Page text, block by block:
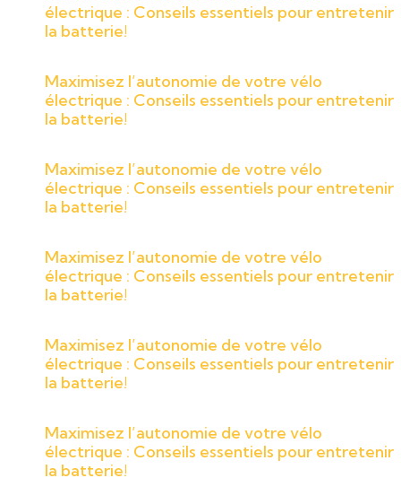
électrique : Conseils essentiels pour entretenir
la batterie!
Maximisez l’autonomie de votre vélo
électrique : Conseils essentiels pour entretenir
la batterie!
Maximisez l’autonomie de votre vélo
électrique : Conseils essentiels pour entretenir
la batterie!
Maximisez l’autonomie de votre vélo
électrique : Conseils essentiels pour entretenir
la batterie!
Maximisez l’autonomie de votre vélo
électrique : Conseils essentiels pour entretenir
la batterie!
Maximisez l’autonomie de votre vélo
électrique : Conseils essentiels pour entretenir
la batterie!